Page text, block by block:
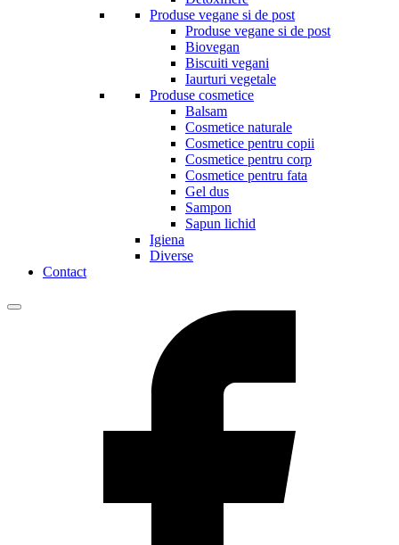
Produse vegane si de post
Produse vegane si de post
Biovegan
Biscuiti vegani
Iaurturi vegetale
Produse cosmetice
Balsam
Cosmetice naturale
Cosmetice pentru copii
Cosmetice pentru corp
Cosmetice pentru fata
Gel dus
Sampon
Sapun lichid
Igiena
Diverse
Contact